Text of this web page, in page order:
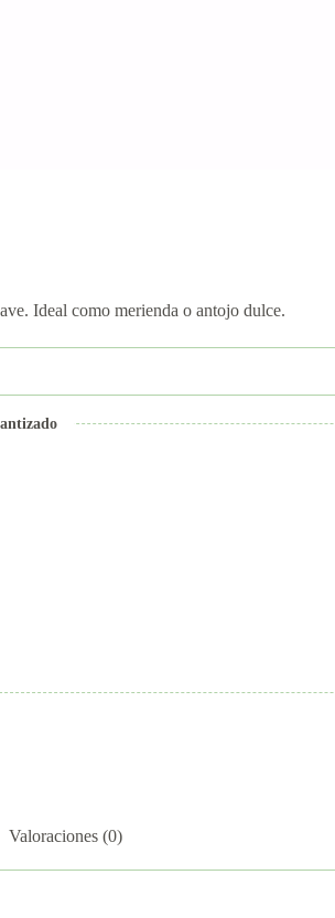
Ideal como merienda o antojo dulce.
Valoraciones (0)